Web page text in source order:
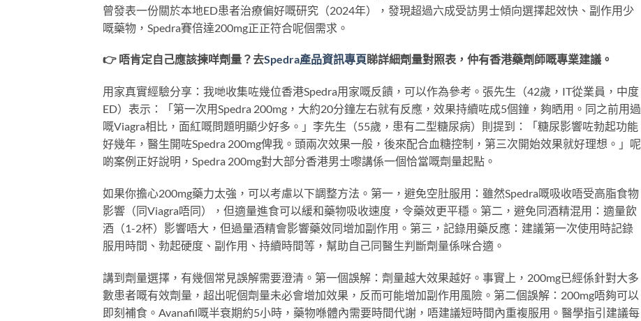
曾發表一份關於本地ED患者治療偏好嘅研究（2024年），發現超過六成受訪男士傾向選擇起效快、副作用少
嘅藥物，Spedra賽倍達200mg正正符合呢個需求。
👉 唔肯定自己應該揀咩劑量？去Spedra產品資訊專頁睇詳細劑量對照表，仲有香港藥劑師嘅專業建議。
用家真實經驗分享：我哋收集咗幾位香港Spedra用家嘅反饋，可以作為參考。張先生（42歲，IT從業員，中度
ED）表示：「第一次用Spedra 200mg，大約20分鐘左右就有反應，效果持續咗成5個鐘，夠晒用。同之前用過
嘅Viagra相比，面紅嘅問題明顯少好多。」李先生（55歲，患有二型糖尿病）則提到：「糖尿影響咗勃起功能
好幾年，醫生開咗Spedra 200mg俾我。頭兩次效果一般，後來配合血糖控制，第三次開始效果就好理想。」呢
啲案例正好說明，Spedra 200mg對大部分香港男士嚟講係一個恰當嘅劑量起點。
如果你擔心200mg藥力太強，可以考慮以下調整方法。第一，避免空肚服用：雖然Spedra嘅吸收唔受高脂食物
影響（同Viagra唔同），但適量進食可以緩和藥物吸收速度，令藥效更平穩。第二，避免同酒精混用：適量飲
酒（1-2杯）影響唔大，但過量酒精會影響藥效同增加副作用。第三，記錄用藥反應：建議第一次使用時記錄
服用時間、勃起硬度、副作用、持續時間等，幫助自己同醫生判斷劑量係咪合適。
講到劑量選擇，有幾個常見誤解需要澄清。第一個誤解：劑量越大效果越好。事實上，200mg已經係針對大多
數患者嘅有效劑量，超出呢個劑量未必會增加效果，反而可能增加副作用風險。第二個誤解：200mg唔夠可以
即刻補食。Avanafil嘅半衰期約5小時，藥物喺體內需要時間代謝，唔建議短時間內重複服用。醫學指引建議每